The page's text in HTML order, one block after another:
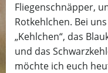
Fliegenschnäpper,
Rotkehlchen. Bei
„Kehlchen“, das
und das
möchte ich euch